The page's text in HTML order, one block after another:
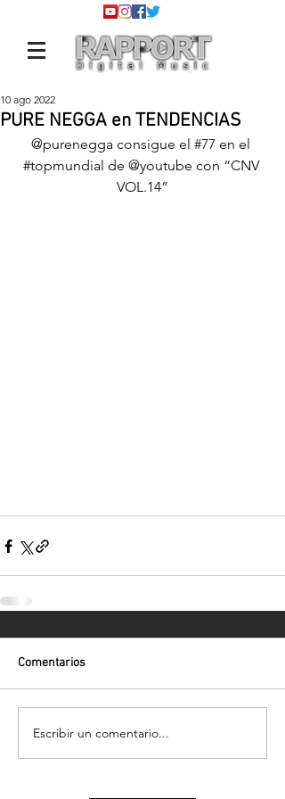
PURE NEGGA en TENDENCIAS
10 ago 2022
@purenegga consigue el #77 en el
#topmundial de @youtube con “CNV
VOL.14”
Comentarios
Escribir un comentario...